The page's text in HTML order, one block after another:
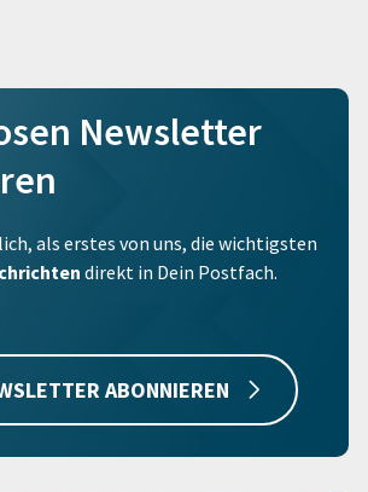
Newsletter
als erstes von uns, die wichtigsten
direkt in Dein Postfach.
ABONNIEREN